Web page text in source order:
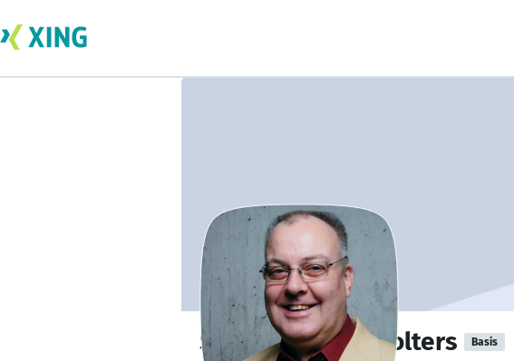
Snake Helmut Wolters Basis